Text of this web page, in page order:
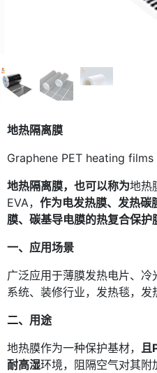
地热隔离膜
Graphene PET heating films
地热隔离膜，也可以称为地热
EVA， 作为电发热膜、发热碳
膜、碳基导电膜的热复合保护
一、应用场景
广泛应用于薄膜发热电片、
系统、装修行业，发热毯，发
二、用途
地热膜作为一种保护基材，
且
耐高湿环境，阻隔空气对其附